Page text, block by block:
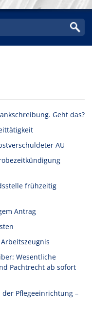
Geht das?
AU
frühzeitig
Antrag
Wesentliche
Pachtrecht ab sofort
Pflegeeinrichtung –